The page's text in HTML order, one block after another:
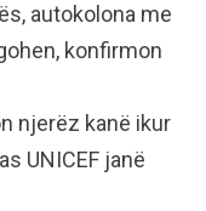
autokolona me
konfirmon
njerëz kanë ikur
UNICEF janë